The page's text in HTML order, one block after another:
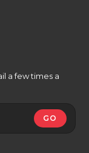
a few times a
GO